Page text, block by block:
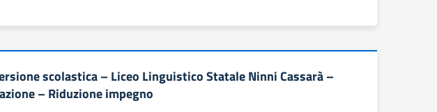
scolastica – Liceo Linguistico Statale Ninni Cassarà –
– Riduzione impegno